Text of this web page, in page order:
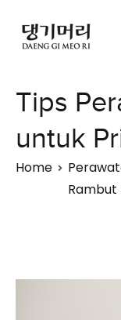
Tips
untuk
Home
Rambut